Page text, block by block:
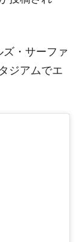
・サーファ
ジアムでエ